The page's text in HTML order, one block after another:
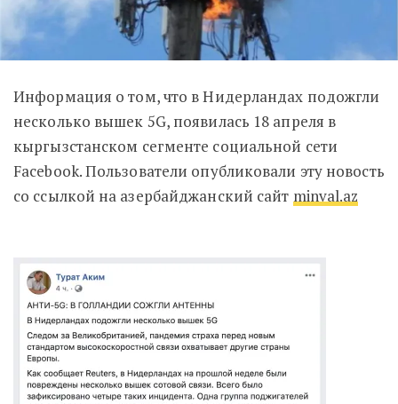
Информация о том, что в Нидерландах подожгли
несколько вышек 5G, появилась 18 апреля в
кыргызстанском сегменте социальной сети
Facebook. Пользователи опубликовали эту новость
со ссылкой на азербайджанский сайт minval.az